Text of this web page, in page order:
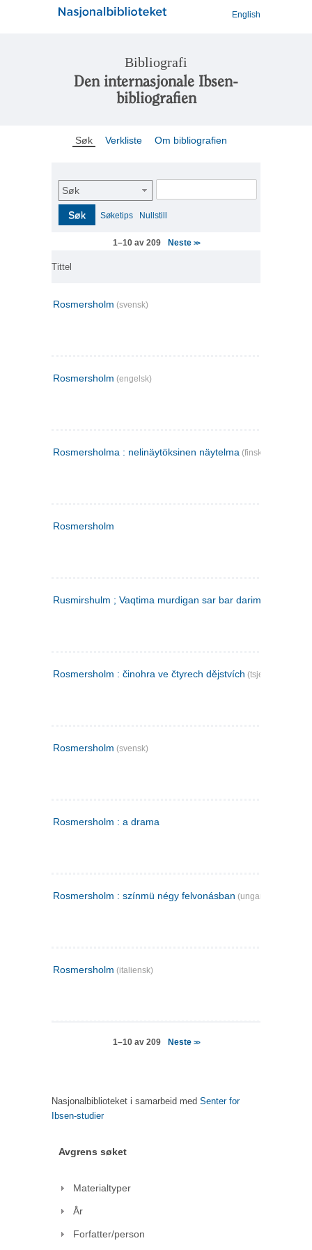
English
Bibliografi
Den internasjonale Ibsen-
bibliografien
Søk Verkliste Om bibliografien
Søk
Søk Søketips Nullstill
1–10 av 209 Neste >>
Tittel
Rosmersholm (svensk)
Rosmersholm (engelsk)
Rosmersholma : nelinäytöksinen näytelma (finsk)
Rosmersholm
Rusmirshulm ; Vaqtima murdigan sar bar darim
Rosmersholm : činohra ve čtyrech dějstvích (tsjekkisk)
Rosmersholm (svensk)
Rosmersholm : a drama
Rosmersholm : színmü négy felvonásban (ungarsk)
Rosmersholm (italiensk)
1–10 av 209 Neste >>
Nasjonalbiblioteket i samarbeid med Senter for
Ibsen-studier
Avgrens søket
Materialtyper
År
Forfatter/person